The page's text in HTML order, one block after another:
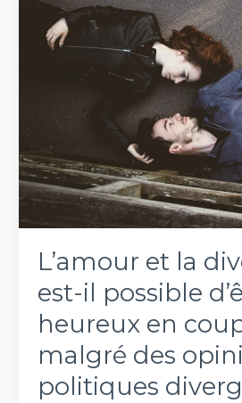
maison
conseils
L’amour et la
est-il possible
heureux en
malgré des
politiques